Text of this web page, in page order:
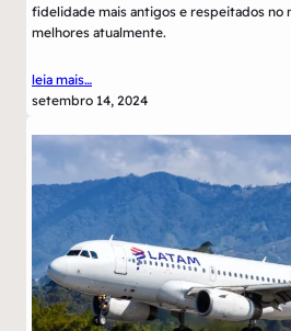
fidelidade mais antigos e respeitados no
melhores atualmente.
leia mais…
setembro 14, 2024